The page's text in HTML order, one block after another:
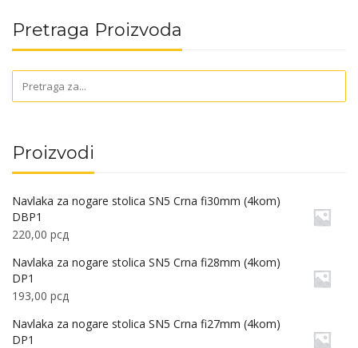
Pretraga Proizvoda
Proizvodi
Navlaka za nogare stolica SN5 Crna fi30mm (4kom)
DBP1
220,00 рсд
Navlaka za nogare stolica SN5 Crna fi28mm (4kom)
DP1
193,00 рсд
Navlaka za nogare stolica SN5 Crna fi27mm (4kom)
DP1